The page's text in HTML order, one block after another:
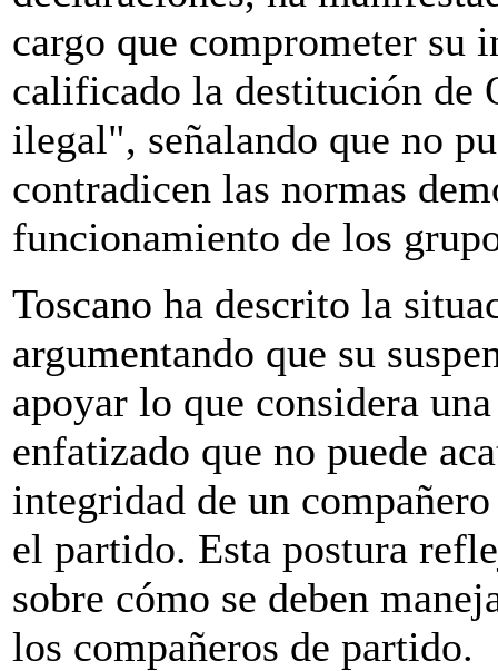
cargo que comprometer su
calificado la destitución de
ilegal", señalando que no
contradicen las normas
funcionamiento de los
Toscano ha descrito la
argumentando que su
apoyar lo que considera
enfatizado que no puede
integridad de un
el partido. Esta postura
sobre cómo se deben
los compañeros de partido.